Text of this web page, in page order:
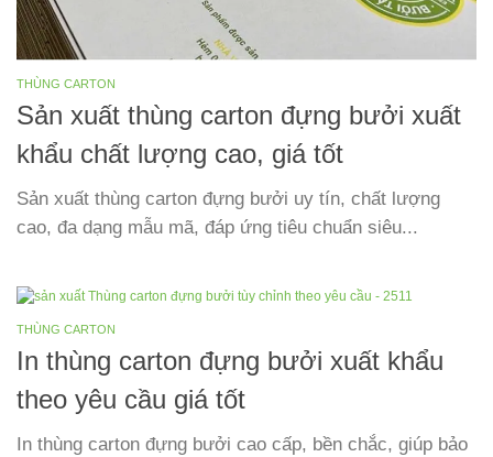
THÙNG CARTON
Sản xuất thùng carton đựng bưởi xuất
khẩu chất lượng cao, giá tốt
Sản xuất thùng carton đựng bưởi uy tín, chất lượng
cao, đa dạng mẫu mã, đáp ứng tiêu chuẩn siêu...
THÙNG CARTON
In thùng carton đựng bưởi xuất khẩu
theo yêu cầu giá tốt
In thùng carton đựng bưởi cao cấp, bền chắc, giúp bảo